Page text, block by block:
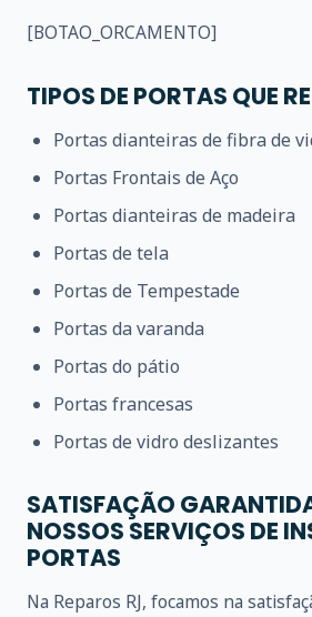
[BOTAO_ORCAMENTO]
TIPOS DE PORTAS QUE
Portas dianteiras de fibra de
Portas Frontais de Aço
Portas dianteiras de madeira
Portas de tela
Portas de Tempestade
Portas da varanda
Portas do pátio
Portas francesas
Portas de vidro deslizantes
SATISFAÇÃO
NOSSOS SERVIÇOS DE
PORTAS
Na Reparos RJ, focamos na